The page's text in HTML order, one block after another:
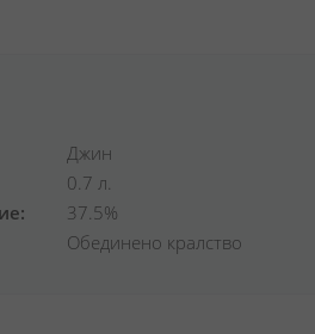
Джин
0.7 л.
37.5%
Обединено кралство